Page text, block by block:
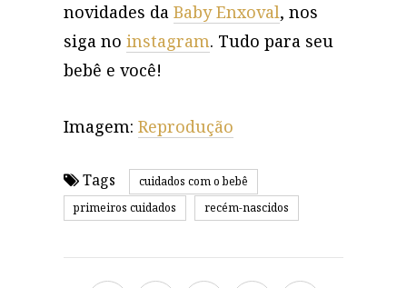
novidades da Baby Enxoval, nos
siga no instagram. Tudo para seu
bebê e você!
Imagem: Reprodução
Tags
cuidados com o bebê
primeiros cuidados
recém-nascidos